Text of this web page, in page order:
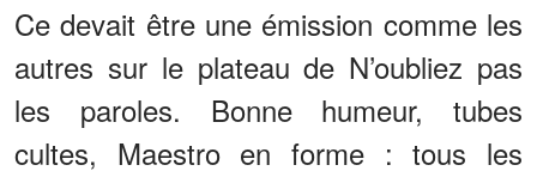
Ce devait être une émission comme les
autres sur le plateau de N’oubliez pas
les paroles. Bonne humeur, tubes
cultes, Maestro en forme : tous les